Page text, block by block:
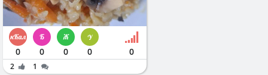
0 0 0 0 0
2 1